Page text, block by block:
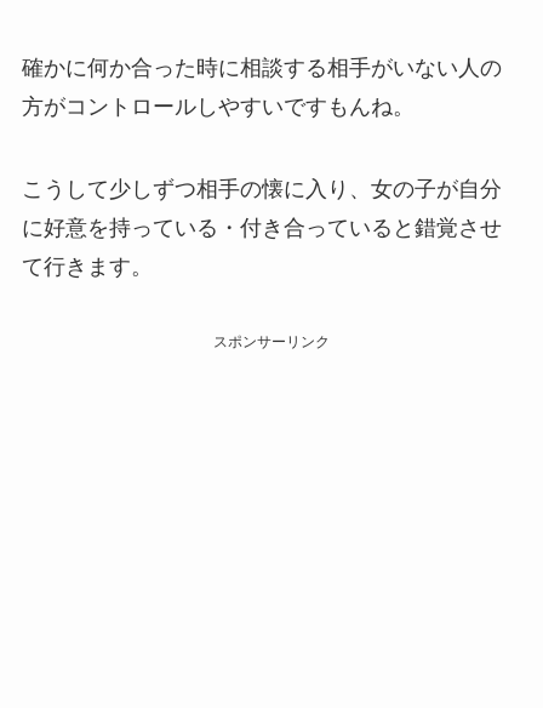
確かに何か合った時に相談する相手がいない人の
方がコントロールしやすいですもんね。
こうして少しずつ相手の懐に入り、女の子が自分
に好意を持っている・付き合っていると錯覚させ
て行きます。
スポンサーリンク